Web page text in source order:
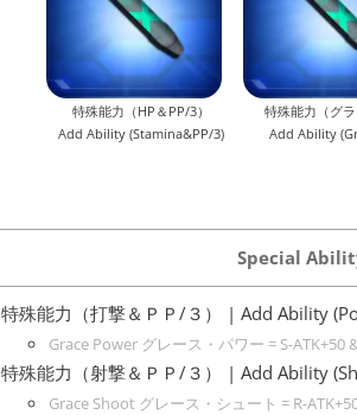
特殊能力（HP＆PP/3）
Add Ability (Stamina&PP/3)
特殊能力（グラ
Add Ability
Special
特殊能力（打撃＆ＰＰ/３） | Add Ability
Grace Power グレース・パワー = S-ATK+50
特殊能力（射撃＆ＰＰ/３） | Add Ability
Grace Shoot グレース・シュート = R-